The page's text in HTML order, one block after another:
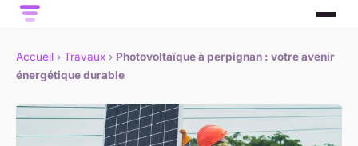
Accueil › Travaux › Photovoltaïque à perpignan : votre avenir
énergétique durable